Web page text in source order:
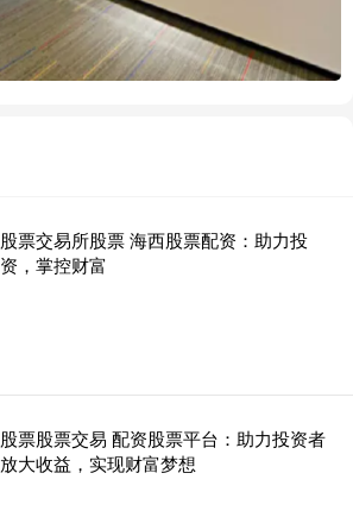
股票交易所股票 海西股票配资：助力投
资，掌控财富
股票股票交易 配资股票平台：助力投资者
放大收益，实现财富梦想